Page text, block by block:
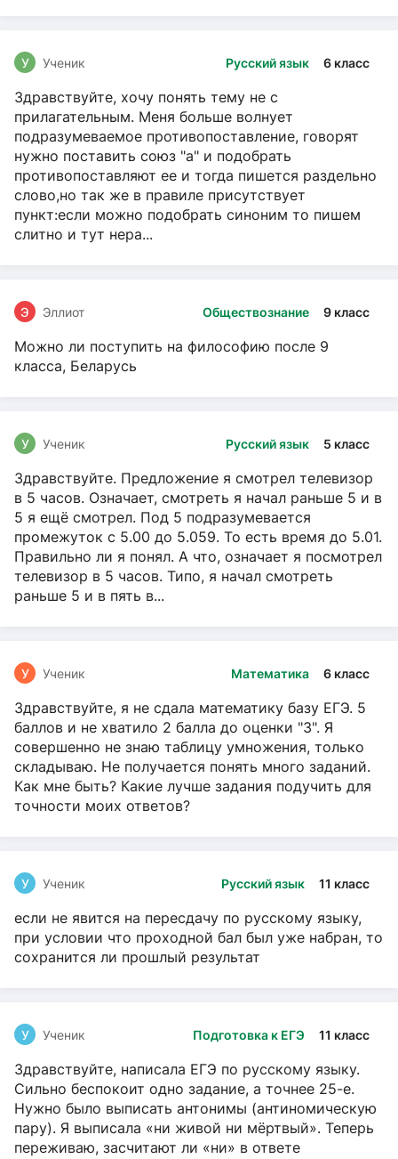
Русский язык 6 класс
У Ученик
Здравствуйте, хочу понять тему не с
прилагательным. Меня больше волнует
подразумеваемое противопоставление, говорят
нужно поставить союз "а" и подобрать
противопоставляют ее и тогда пишется раздельно
слово,но так же в правиле присутствует
пункт:если можно подобрать синоним то пишем
слитно и тут нера...
Обществознание 9 класс
Э Эллиот
Можно ли поступить на философию после 9
класса, Беларусь
Русский язык 5 класс
У Ученик
Здравствуйте. Предложение я смотрел телевизор
в 5 часов. Означает, смотреть я начал раньше 5 и в
5 я ещё смотрел. Под 5 подразумевается
промежуток с 5.00 до 5.059. То есть время до 5.01.
Правильно ли я понял. А что, означает я посмотрел
телевизор в 5 часов. Типо, я начал смотреть
раньше 5 и в пять в...
Математика 6 класс
У Ученик
Здравствуйте, я не сдала математику базу ЕГЭ. 5
баллов и не хватило 2 балла до оценки "3". Я
совершенно не знаю таблицу умножения, только
складываю. Не получается понять много заданий.
Как мне быть? Какие лучше задания подучить для
точности моих ответов?
Русский язык 11 класс
У Ученик
если не явится на пересдачу по русскому языку,
при условии что проходной бал был уже набран, то
сохранится ли прошлый результат
Подготовка к ЕГЭ 11 класс
У Ученик
Здравствуйте, написала ЕГЭ по русскому языку.
Сильно беспокоит одно задание, а точнее 25-е.
Нужно было выписать антонимы (антиномическую
пару). Я выписала «ни живой ни мёртвый». Теперь
переживаю, засчитают ли «ни» в ответе